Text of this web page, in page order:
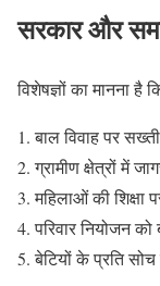
सरकार और
विशेषज्ञों का मानना है
बाल विवाह पर सख्ती
ग्रामीण क्षेत्रों में
महिलाओं की शिक्षा
परिवार नियोजन को
बेटियों के प्रति सोच